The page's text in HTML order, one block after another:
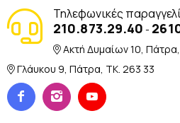
Τηλεφωνικές
210.873.29.40 -
Ακτή Δυμαίων 10,
Γλάυκου 9, Πάτρα, TK. 263 33